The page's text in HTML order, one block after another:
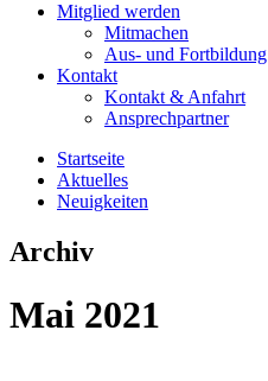
Mitglied werden
Mitmachen
Aus- und Fortbildung
Kontakt
Kontakt & Anfahrt
Ansprechpartner
Startseite
Aktuelles
Neuigkeiten
Archiv
Mai 2021